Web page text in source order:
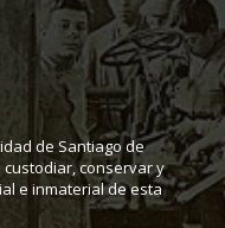
de Santiago de
custodiar, conservar y
e inmaterial de esta